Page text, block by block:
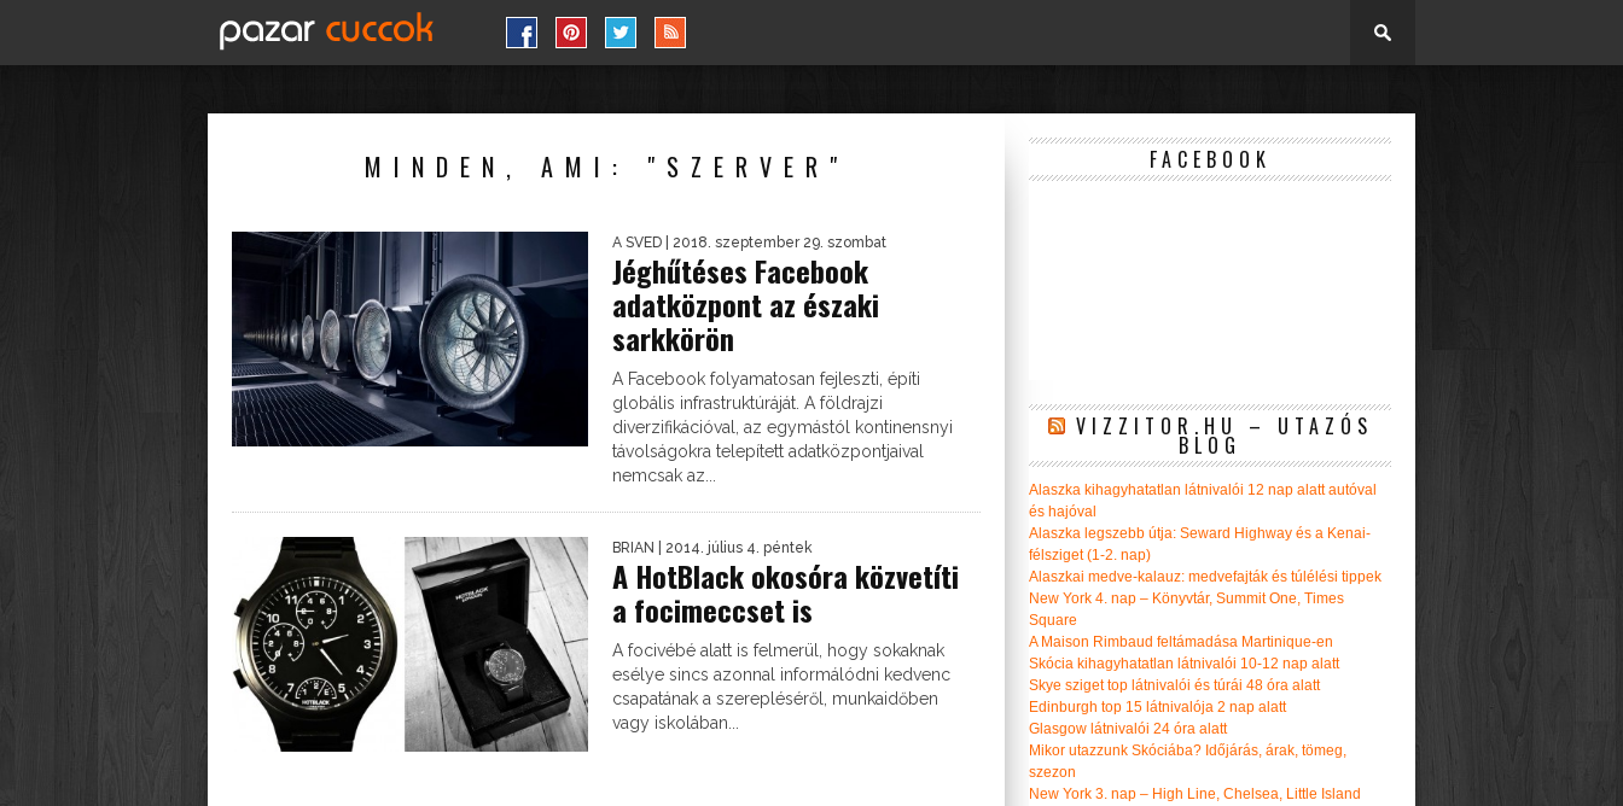
MINDEN, AMI: "SZERVER"
A SVED | 2018. szeptember 29. szombat
Jéghűtéses Facebook
adatközpont az északi
sarkkörön
A Facebook folyamatosan fejleszti, építi
globális infrastruktúráját. A földrajzi
diverzifikációval, az egymástól kontinensnyi
távolságokra telepített adatközpontjaival
nemcsak az...
BRIAN | 2014. július 4. péntek
A HotBlack okosóra közvetíti
a focimeccset is
A focivébé alatt is felmerül, hogy sokaknak
esélye sincs azonnal informálódni kedvenc
csapatának a szerepléséről, munkaidőben
vagy iskolában...
FACEBOOK
VIZZITOR.HU – UTAZÓS
BLOG
Alaszka kihagyhatatlan látnivalói 12 nap alatt autóval
és hajóval
Alaszka legszebb útja: Seward Highway és a Kenai-
félsziget (1-2. nap)
Alaszkai medve-kalauz: medvefajták és túlélési tippek
New York 4. nap – Könyvtár, Summit One, Times
Square
A Maison Rimbaud feltámadása Martinique-en
Skócia kihagyhatatlan látnivalói 10-12 nap alatt
Skye sziget top látnivalói és túrái 48 óra alatt
Edinburgh top 15 látnivalója 2 nap alatt
Glasgow látnivalói 24 óra alatt
Mikor utazzunk Skóciába? Időjárás, árak, tömeg,
szezon
New York 3. nap – High Line, Chelsea, Little Island